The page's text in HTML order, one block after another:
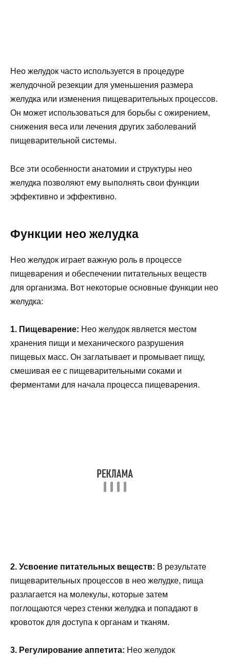
Нео желудок часто используется в процедуре
желудочной резекции для уменьшения размера
желудка или изменения пищеварительных процессов.
Он может использоваться для борьбы с ожирением,
снижения веса или лечения других заболеваний
пищеварительной системы.
Все эти особенности анатомии и структуры нео
желудка позволяют ему выполнять свои функции
эффективно и эффективно.
Функции нео желудка
Нео желудок играет важную роль в процессе
пищеварения и обеспечении питательных веществ
для организма. Вот некоторые основные функции нео
желудка:
1. Пищеварение: Нео желудок является местом
хранения пищи и механического разрушения
пищевых масс. Он заглатывает и промывает пищу,
смешивая ее с пищеварительными соками и
ферментами для начала процесса пищеварения.
2. Усвоение питательных веществ: В результате
пищеварительных процессов в нео желудке, пища
разлагается на молекулы, которые затем
поглощаются через стенки желудка и попадают в
кровоток для доступа к органам и тканям.
3. Регулирование аппетита: Нео желудок